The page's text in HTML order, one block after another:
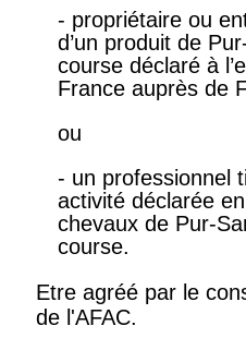
- propriétaire ou
d’un produit de
course déclaré à
France auprès de
ou
- un professionnel
activité déclarée
chevaux de Pur-
course.
Etre agréé par le
de l'AFAC.